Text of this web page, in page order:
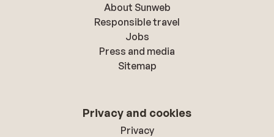
About Sunweb
Responsible travel
Jobs
Press and media
Sitemap
Privacy and cookies
Privacy